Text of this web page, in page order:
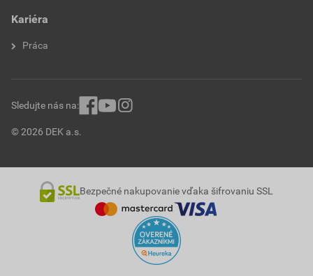
Kariéra
Práca
© 2026 DEK a.s.
Sledujte nás na:
Bezpečné nakupovanie vďaka šifrovaniu SSL